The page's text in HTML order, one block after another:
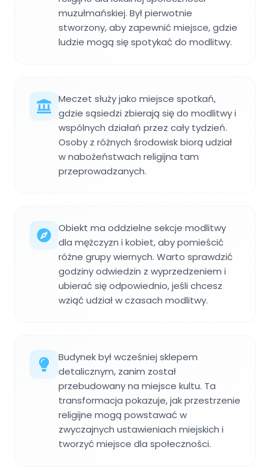
muzułmańskiej. Był pierwotnie
stworzony, aby zapewnić miejsce, gdzie
ludzie mogą się spotykać do modlitwy.
Meczet służy jako miejsce spotkań,
gdzie sąsiedzi zbierają się do modlitwy i
wspólnych działań przez cały tydzień.
Osoby z różnych środowisk biorą udział
w nabożeństwach religijna tam
przeprowadzanych.
Obiekt ma oddzielne sekcje modlitwy
dla mężczyzn i kobiet, aby pomieścić
różne grupy wiernych. Warto sprawdzić
godziny odwiedzin z wyprzedzeniem i
ubierać się odpowiednio, jeśli chcesz
wziąć udział w czasach modlitwy.
Budynek był wcześniej sklepem
detalicznym, zanim został
przebudowany na miejsce kultu. Ta
transformacja pokazuje, jak przestrzenie
religijne mogą powstawać w
zwyczajnych ustawieniach miejskich i
tworzyć miejsce dla społeczności.